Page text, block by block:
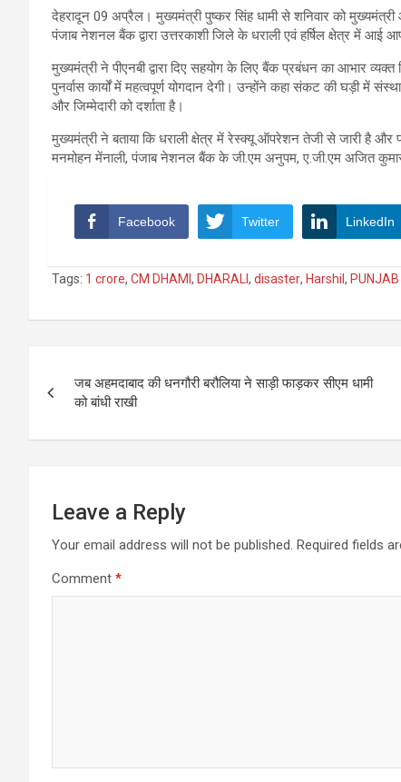
देहरादून 09 अप्रैल। मुख्यमंत्री पुष्कर सिंह धामी से शनिवार को
पंजाब नेशनल बैंक द्वारा उत्तरकाशी जिले के धराली एवं हर्षिल क्षेत्र में आई
मुख्यमंत्री ने पीएनबी द्वारा दिए सहयोग के लिए बैंक प्रबंधन का आभार व्यक्त
पुनर्वास कार्यों में महत्वपूर्ण योगदान देगी। उन्होंने कहा संकट की घड़ी
और जिम्मेदारी को दर्शाता है।
मुख्यमंत्री ने बताया कि धराली क्षेत्र में रेस्क्यू ऑपरेशन तेजी से जारी है
मनमोहन मेंनाली, पंजाब नेशनल बैंक के जी.एम अनुपम, ए.जी.एम अजित
Facebook Twitter LinkedIn
Tags: 1 crore, CM DHAMI , DHARALI, disaster, Harshil ,
navigation
जब अहमदाबाद की धनगौरी बरौलिया ने साड़ी फाड़कर सीएम धामी
को बांधी राखी
Leave a Reply
Your email address will not be published. Required fields
Comment *